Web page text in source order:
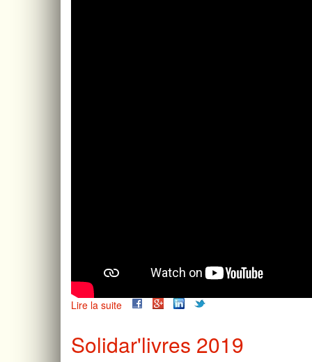
Lire la suite de
Solidar'livres 2019